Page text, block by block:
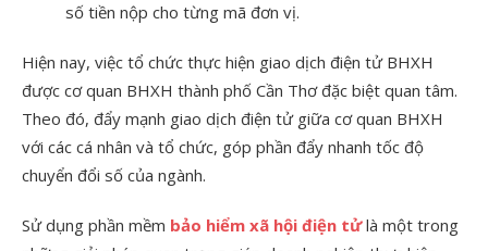
số tiền nộp cho từng mã đơn vị.
Hiện nay, việc tổ chức thực hiện giao dịch điện tử BHXH
được cơ quan BHXH thành phố Cần Thơ đặc biệt quan tâm.
Theo đó, đẩy mạnh giao dịch điện tử giữa cơ quan BHXH
với các cá nhân và tổ chức, góp phần đẩy nhanh tốc độ
chuyển đổi số của ngành.
Sử dụng phần mềm bảo hiểm xã hội điện tửlà một trong